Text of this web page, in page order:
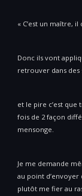
« C’est un maître,
Donc ils vont
retrouver dans des
et le pire c’est que
fois de 2 façon
mensonge.
Je me demande
au point d’envoyer
plutôt me fier au